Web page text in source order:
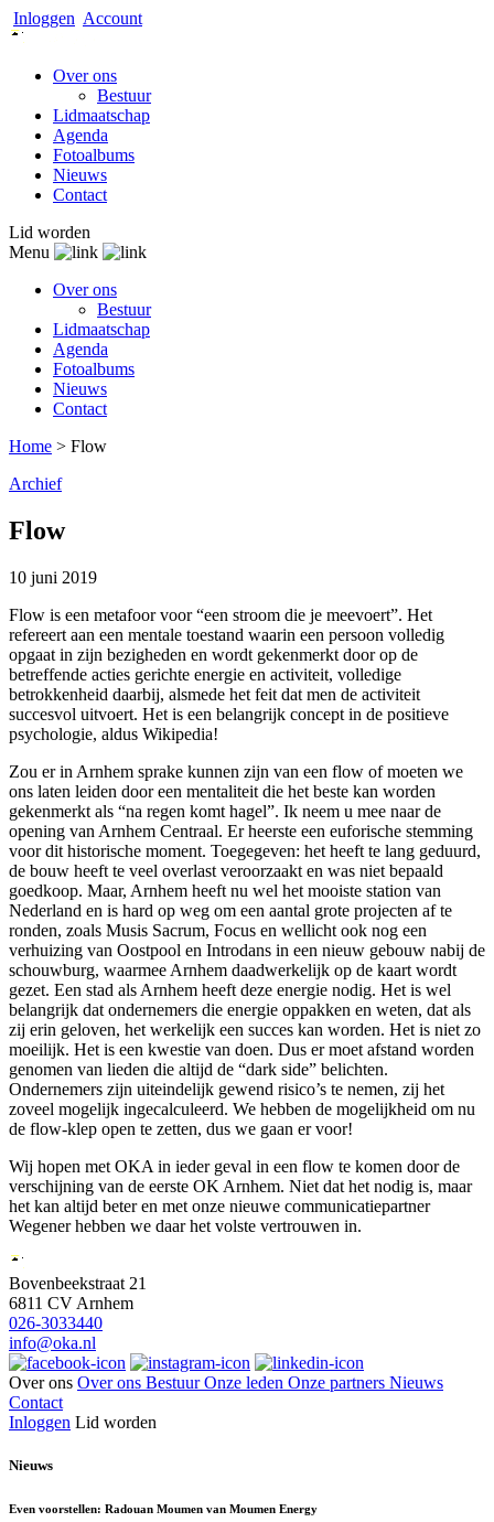
Inloggen Account
Over ons
Bestuur
Lidmaatschap
Agenda
Fotoalbums
Nieuws
Contact
Lid worden
Menu
Over ons
Bestuur
Lidmaatschap
Agenda
Fotoalbums
Nieuws
Contact
Home > Flow
Archief
Flow
10 juni 2019
Flow is een metafoor voor “een stroom die je meevoert”. Het
refereert aan een mentale toestand waarin een persoon volledig
opgaat in zijn bezigheden en wordt gekenmerkt door op de
betreffende acties gerichte energie en activiteit, volledige
betrokkenheid daarbij, alsmede het feit dat men de activiteit
succesvol uitvoert. Het is een belangrijk concept in de positieve
psychologie, aldus Wikipedia!
Zou er in Arnhem sprake kunnen zijn van een flow of moeten we
ons laten leiden door een mentaliteit die het beste kan worden
gekenmerkt als “na regen komt hagel”. Ik neem u mee naar de
opening van Arnhem Centraal. Er heerste een euforische stemming
voor dit historische moment. Toegegeven: het heeft te lang geduurd,
de bouw heeft te veel overlast veroorzaakt en was niet bepaald
goedkoop. Maar, Arnhem heeft nu wel het mooiste station van
Nederland en is hard op weg om een aantal grote projecten af te
ronden, zoals Musis Sacrum, Focus en wellicht ook nog een
verhuizing van Oostpool en Introdans in een nieuw gebouw nabij de
schouwburg, waarmee Arnhem daadwerkelijk op de kaart wordt
gezet. Een stad als Arnhem heeft deze energie nodig. Het is wel
belangrijk dat ondernemers die energie oppakken en weten, dat als
zij erin geloven, het werkelijk een succes kan worden. Het is niet zo
moeilijk. Het is een kwestie van doen. Dus er moet afstand worden
genomen van lieden die altijd de “dark side” belichten.
Ondernemers zijn uiteindelijk gewend risico’s te nemen, zij het
zoveel mogelijk ingecalculeerd. We hebben de mogelijkheid om nu
de flow-klep open te zetten, dus we gaan er voor!
Wij hopen met OKA in ieder geval in een flow te komen door de
verschijning van de eerste OK Arnhem. Niet dat het nodig is, maar
het kan altijd beter en met onze nieuwe communicatiepartner
Wegener hebben we daar het volste vertrouwen in.
Bovenbeekstraat 21
6811 CV Arnhem
026-3033440
info@oka.nl
Over ons Over ons BestuurOnze leden Onze partners Nieuws
Contact
Inloggen Lid worden
Nieuws
Even voorstellen: Radouan Moumen van Moumen Energy